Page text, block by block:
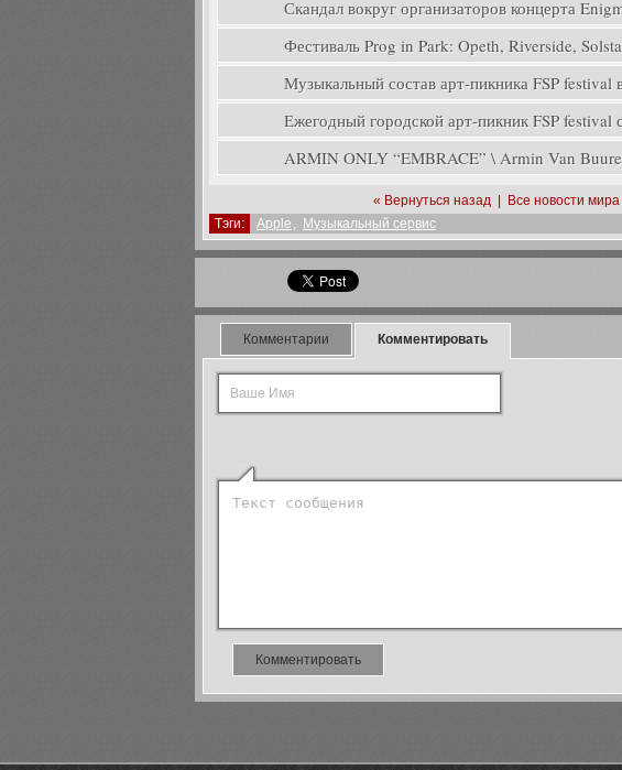
Скандал вокруг организаторов концерта
Фестиваль Prog in Park: Opeth, Riverside,
Музыкальный состав арт-пикника FSP festival
Ежегодный городской арт-пикник FSP
ARMIN ONLY “EMBRACE” \ Armin Van
« Вернуться назад Все новости
Тэги:
Apple , Музыкальный сервис
Комментарии Комментировать
Комментировать